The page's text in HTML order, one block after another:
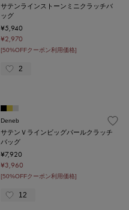
サテンラインストーンミニクラッチバ
ッグ
¥5,940
¥2,970
[50%OFFクーポン利用価格]
2
Deneb
サテンＶラインビッグパールクラッチ
バッグ
¥7,920
¥3,960
[50%OFFクーポン利用価格]
12